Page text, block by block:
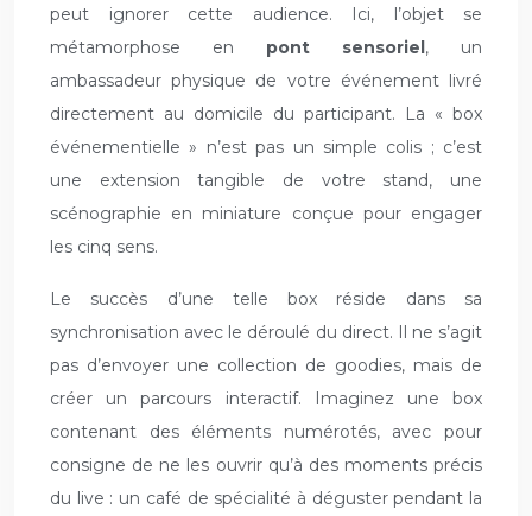
peut ignorer cette audience. Ici, l’objet se
métamorphose en pont sensoriel , un
ambassadeur physique de votre événement livré
directement au domicile du participant. La « box
événementielle » n’est pas un simple colis ; c’est
une extension tangible de votre stand, une
scénographie en miniature conçue pour engager
les cinq sens.
Le succès d’une telle box réside dans sa
synchronisation avec le déroulé du direct. Il ne s’agit
pas d’envoyer une collection de goodies, mais de
créer un parcours interactif. Imaginez une box
contenant des éléments numérotés, avec pour
consigne de ne les ouvrir qu’à des moments précis
du live : un café de spécialité à déguster pendant la